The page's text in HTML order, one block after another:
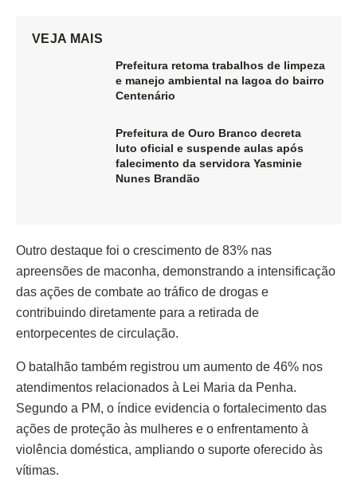
VEJA MAIS
Prefeitura retoma trabalhos de limpeza
e manejo ambiental na lagoa do bairro
Centenário
Prefeitura de Ouro Branco decreta
luto oficial e suspende aulas após
falecimento da servidora Yasminie
Nunes Brandão
Outro destaque foi o crescimento de 83% nas
apreensões de maconha, demonstrando a intensificação
das ações de combate ao tráfico de drogas e
contribuindo diretamente para a retirada de
entorpecentes de circulação.
O batalhão também registrou um aumento de 46% nos
atendimentos relacionados à Lei Maria da Penha.
Segundo a PM, o índice evidencia o fortalecimento das
ações de proteção às mulheres e o enfrentamento à
violência doméstica, ampliando o suporte oferecido às
vítimas.